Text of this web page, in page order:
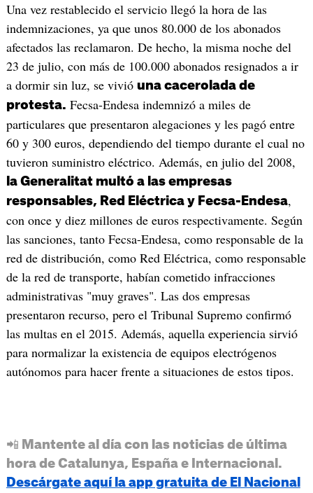
Una vez restablecido el servicio llegó la hora de las
indemnizaciones, ya que unos 80.000 de los abonados
afectados las reclamaron. De hecho, la misma noche del
23 de julio, con más de 100.000 abonados resignados a ir
a dormir sin luz, se vivió una cacerolada de
protesta. Fecsa-Endesa indemnizó a miles de
particulares que presentaron alegaciones y les pagó entre
60 y 300 euros, dependiendo del tiempo durante el cual no
tuvieron suministro eléctrico. Además, en julio del 2008,
la Generalitat multó a las empresas
responsables, Red Eléctrica y Fecsa-Endesa,
con once y diez millones de euros respectivamente. Según
las sanciones, tanto Fecsa-Endesa, como responsable de la
red de distribución, como Red Eléctrica, como responsable
de la red de transporte, habían cometido infracciones
administrativas "muy graves". Las dos empresas
presentaron recurso, pero el Tribunal Supremo confirmó
las multas en el 2015. Además, aquella experiencia sirvió
para normalizar la existencia de equipos electrógenos
autónomos para hacer frente a situaciones de estos tipos.
📲 Mantente al día con las noticias de última
hora de Catalunya, España e Internacional.
Descárgate aquí la app gratuita de El Nacional